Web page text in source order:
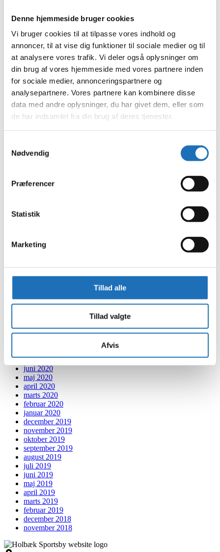
Denne hjemmeside bruger cookies
Vi bruger cookies til at tilpasse vores indhold og
annoncer, til at vise dig funktioner til sociale medier og til
at analysere vores trafik. Vi deler også oplysninger om
din brug af vores hjemmeside med vores partnere inden
for sociale medier, annonceringspartnere og
analysepartnere. Vores partnere kan kombinere disse
data med andre oplysninger, du har givet dem, eller som
de har indsamlet fra din brug af deres tjenester.
Nødvendig
Præferencer
Statistik
Marketing
Tillad alle
Tillad valgte
Afvis
november 2023
oktober 2023
september 2023
august 2023
juli 2023
juni 2023
maj 2023
april 2023
februar 2023
januar 2023
december 2022
november 2022
oktober 2022
september 2022
juni 2022
marts 2022
december 2021
november 2021
august 2021
februar 2021
januar 2021
oktober 2020
juli 2020
juni 2020
maj 2020
april 2020
marts 2020
februar 2020
januar 2020
december 2019
november 2019
oktober 2019
september 2019
august 2019
juli 2019
juni 2019
maj 2019
april 2019
marts 2019
februar 2019
december 2018
november 2018